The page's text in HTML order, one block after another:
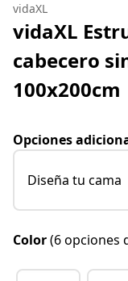
vidaXL
vidaXL
cabecero
100x200cm
Opciones
Diseña tu cama
Color(6 opciones